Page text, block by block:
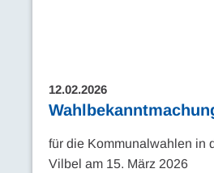
12.02.2026
für die Kommunalwahlen in
Vilbel am 15. März 2026